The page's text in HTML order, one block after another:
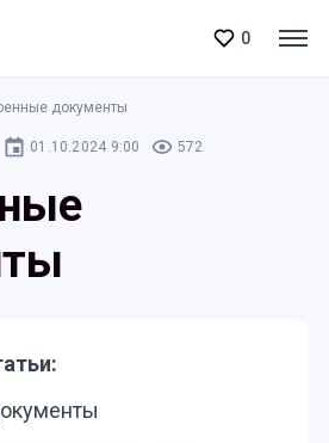
0
документы
01.10.2024 9:00 572